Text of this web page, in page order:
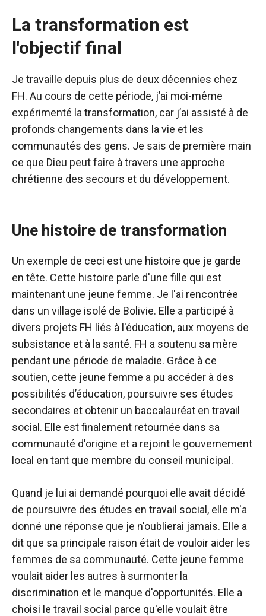
La transformation est
l'objectif final
Je travaille depuis plus de deux décennies chez
FH. Au cours de cette période, j’ai moi-même
expérimenté la transformation, car j’ai assisté à de
profonds changements dans la vie et les
communautés des gens. Je sais de première main
ce que Dieu peut faire à travers une approche
chrétienne des secours et du développement.
Une histoire de transformation
Un exemple de ceci est une histoire que je garde
en tête. Cette histoire parle d'une fille qui est
maintenant une jeune femme. Je l'ai rencontrée
dans un village isolé de Bolivie. Elle a participé à
divers projets FH liés à l'éducation, aux moyens de
subsistance et à la santé. FH a soutenu sa mère
pendant une période de maladie. Grâce à ce
soutien, cette jeune femme a pu accéder à des
possibilités d’éducation, poursuivre ses études
secondaires et obtenir un baccalauréat en travail
social. Elle est finalement retournée dans sa
communauté d'origine et a rejoint le gouvernement
local en tant que membre du conseil municipal.
Quand je lui ai demandé pourquoi elle avait décidé
de poursuivre des études en travail social, elle m'a
donné une réponse que je n'oublierai jamais. Elle a
dit que sa principale raison était de vouloir aider les
femmes de sa communauté. Cette jeune femme
voulait aider les autres à surmonter la
discrimination et le manque d'opportunités. Elle a
choisi le travail social parce qu'elle voulait être